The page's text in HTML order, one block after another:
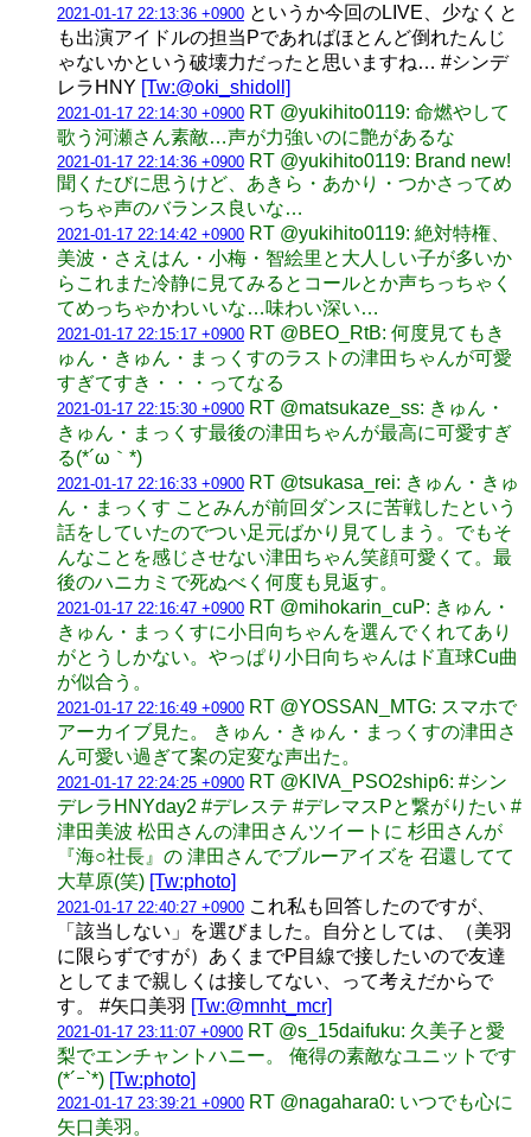
2021-01-17 22:13:36 +0900 というか今回のLIVE、少なくと
も出演アイドルの担当Pであればほとんど倒れたんじ
ゃないかという破壊力だったと思いますね… #シンデ
レラHNY [Tw:@oki_shidoll]
2021-01-17 22:14:30 +0900 RT @yukihito0119: 命燃やして
歌う河瀬さん素敵…声が力強いのに艶があるな
2021-01-17 22:14:36 +0900 RT @yukihito0119: Brand new!
聞くたびに思うけど、あきら・あかり・つかさってめ
っちゃ声のバランス良いな…
2021-01-17 22:14:42 +0900 RT @yukihito0119: 絶対特権、
美波・さえはん・小梅・智絵里と大人しい子が多いか
らこれまた冷静に見てみるとコールとか声ちっちゃく
てめっちゃかわいいな…味わい深い…
2021-01-17 22:15:17 +0900 RT @BEO_RtB: 何度見てもき
ゅん・きゅん・まっくすのラストの津田ちゃんが可愛
すぎてすき・・・ってなる
2021-01-17 22:15:30 +0900 RT @matsukaze_ss: きゅん・
きゅん・まっくす最後の津田ちゃんが最高に可愛すぎ
る(*´ω｀*)
2021-01-17 22:16:33 +0900 RT @tsukasa_rei: きゅん・きゅ
ん・まっくす ことみんが前回ダンスに苦戦したという
話をしていたのでつい足元ばかり見てしまう。でもそ
んなことを感じさせない津田ちゃん笑顔可愛くて。最
後のハニカミで死ぬべく何度も見返す。
2021-01-17 22:16:47 +0900 RT @mihokarin_cuP: きゅん・
きゅん・まっくすに小日向ちゃんを選んでくれてあり
がとうしかない。やっぱり小日向ちゃんはド直球Cu曲
が似合う。
2021-01-17 22:16:49 +0900 RT @YOSSAN_MTG: スマホで
アーカイブ見た。 きゅん・きゅん・まっくすの津田さ
ん可愛い過ぎて案の定変な声出た。
2021-01-17 22:24:25 +0900 RT @KIVA_PSO2ship6: #シン
デレラHNYday2 #デレステ #デレマスPと繋がりたい #
津田美波 松田さんの津田さんツイートに 杉田さんが
『海○社長』の 津田さんでブルーアイズを 召還してて
大草原(笑) [Tw:photo]
2021-01-17 22:40:27 +0900 これ私も回答したのですが、
「該当しない」を選びました。自分としては、（美羽
に限らずですが）あくまでP目線で接したいので友達
としてまで親しくは接してない、って考えだからで
す。 #矢口美羽 [Tw:@mnht_mcr]
2021-01-17 23:11:07 +0900 RT @s_15daifuku: 久美子と愛
梨でエンチャントハニー。 俺得の素敵なユニットです
(*´ｰ`*) [Tw:photo]
2021-01-17 23:39:21 +0900 RT @nagahara0: いつでも心に
矢口美羽。